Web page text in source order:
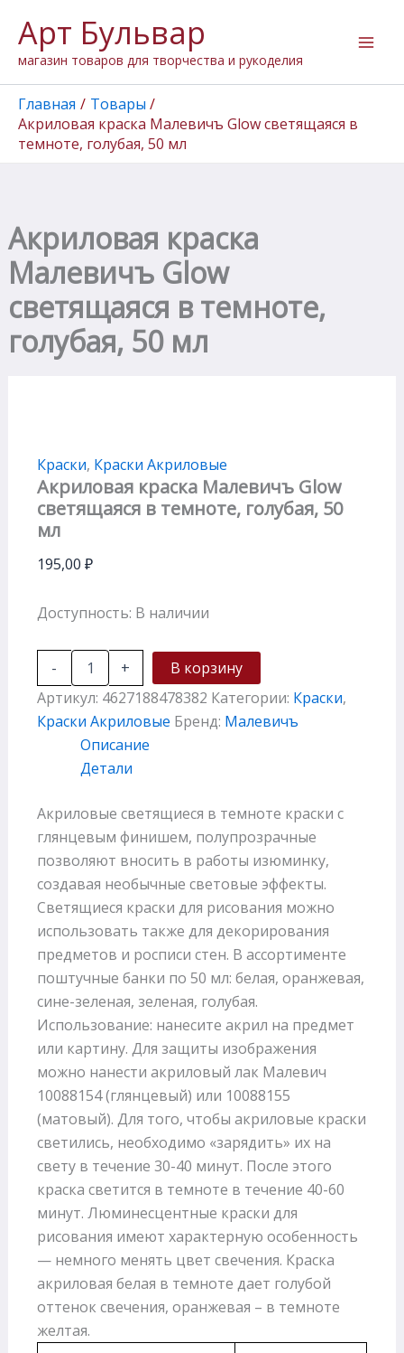
содержимому
Арт Бульвар
магазин товаров для творчества и рукоделия
Главная
Товары
Акриловая краска Малевичъ Glow светящаяся в
темноте, голубая, 50 мл
Акриловая краска
Малевичъ Glow
светящаяся в темноте,
голубая, 50 мл
Краски, Краски Акриловые
Акриловая краска Малевичъ Glow
светящаяся в темноте, голубая, 50
мл
195,00 ₽
Доступность: В наличии
-
товара
Акриловая
краска
Малевичъ
Glow
в
темноте,
+
В корзину
Артикул: 4627188478382 Категории: Краски,
Краски Акриловые Бренд: Малевичъ
Описание
Детали
Акриловые светящиеся в темноте краски с
глянцевым финишем, полупрозрачные
позволяют вносить в работы изюминку,
создавая необычные световые эффекты.
Светящиеся краски для рисования можно
использовать также для декорирования
предметов и росписи стен. В ассортименте
поштучные банки по 50 мл: белая, оранжевая,
сине-зеленая, зеленая, голубая.
Использование: нанесите акрил на предмет
или картину. Для защиты изображения
можно нанести акриловый лак Малевич
10088154 (глянцевый) или 10088155
(матовый). Для того, чтобы акриловые краски
светились, необходимо «зарядить» их на
свету в течение 30-40 минут. После этого
краска светится в темноте в течение 40-60
минут. Люминесцентные краски для
рисования имеют характерную особенность
— немного менять цвет свечения. Краска
акриловая белая в темноте дает голубой
оттенок свечения, оранжевая – в темноте
желтая.